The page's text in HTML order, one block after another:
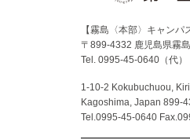
【霧島〈本部〉キャンパ
〒899-4332 鹿児島県霧
Tel. 0995-45-0640（代）
1-10-2 Kokubuchuou,
Kagoshima, Japan 899-
Tel.0995-45-0640